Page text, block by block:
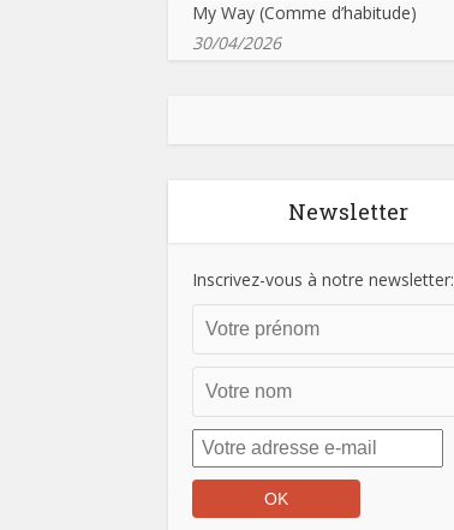
My Way (Comme d’habitude)
30/04/2026
Newsletter
Inscrivez-vous à notre newsletter: